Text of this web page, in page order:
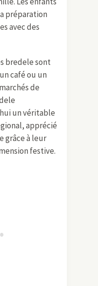
préparation
avec des
bredele sont
café ou un
de
un véritable
apprécié
grâce à leur
festive.